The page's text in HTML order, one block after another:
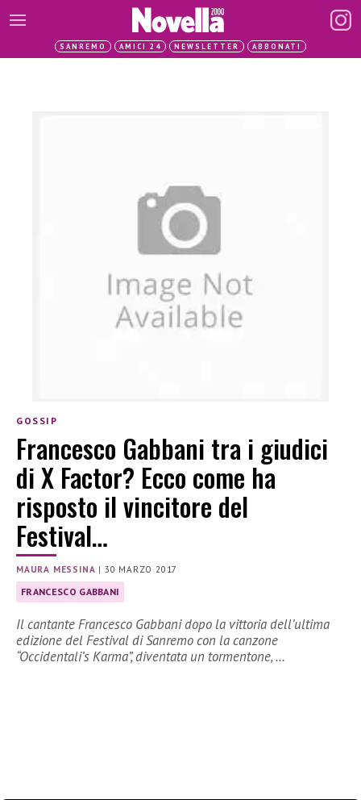
SANREMO AMICI 24 NEWSLETTER ABBONATI
GOSSIP
Francesco Gabbani tra i giudici
di X Factor? Ecco come ha
risposto il vincitore del
Festival…
MAURA MESSINA | 30 MARZO 2017
FRANCESCO GABBANI
Il cantante Francesco Gabbani dopo la vittoria dell’ultima
edizione del Festival di Sanremo con la canzone
“Occidentali’s Karma”, diventata un tormentone, …